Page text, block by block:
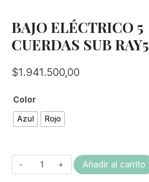
BAJO ELÉCTRICO 5
CUERDAS SUB RAY5
$1.941.500,00
Color
Azul
Rojo
BAJO
ELÉCTRICO
Añadir al carrito